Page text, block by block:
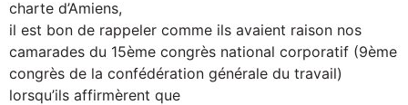
charte d’Amiens,
il est bon de rappeler comme ils avaient raison nos
camarades du 15ème congrès national corporatif (9ème
congrès de la confédération générale du travail)
lorsqu’ils affirmèrent que